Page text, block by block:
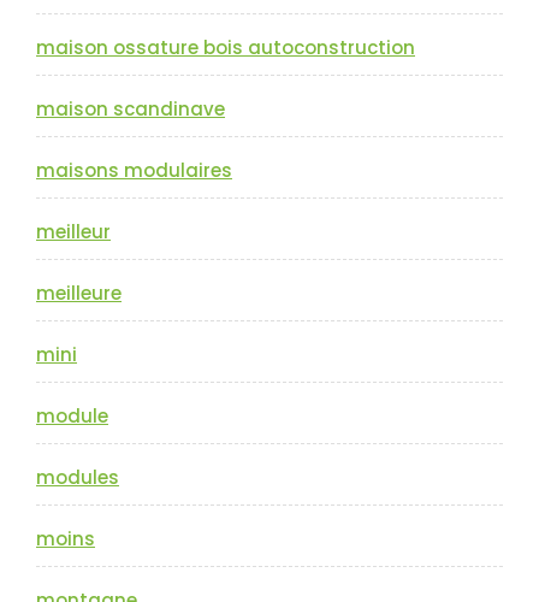
maison ossature bois autoconstruction
maison scandinave
maisons modulaires
meilleur
meilleure
mini
module
modules
moins